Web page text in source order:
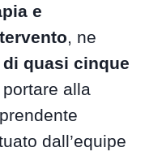
e
, ne
quasi cinque
alla
dall’equipe